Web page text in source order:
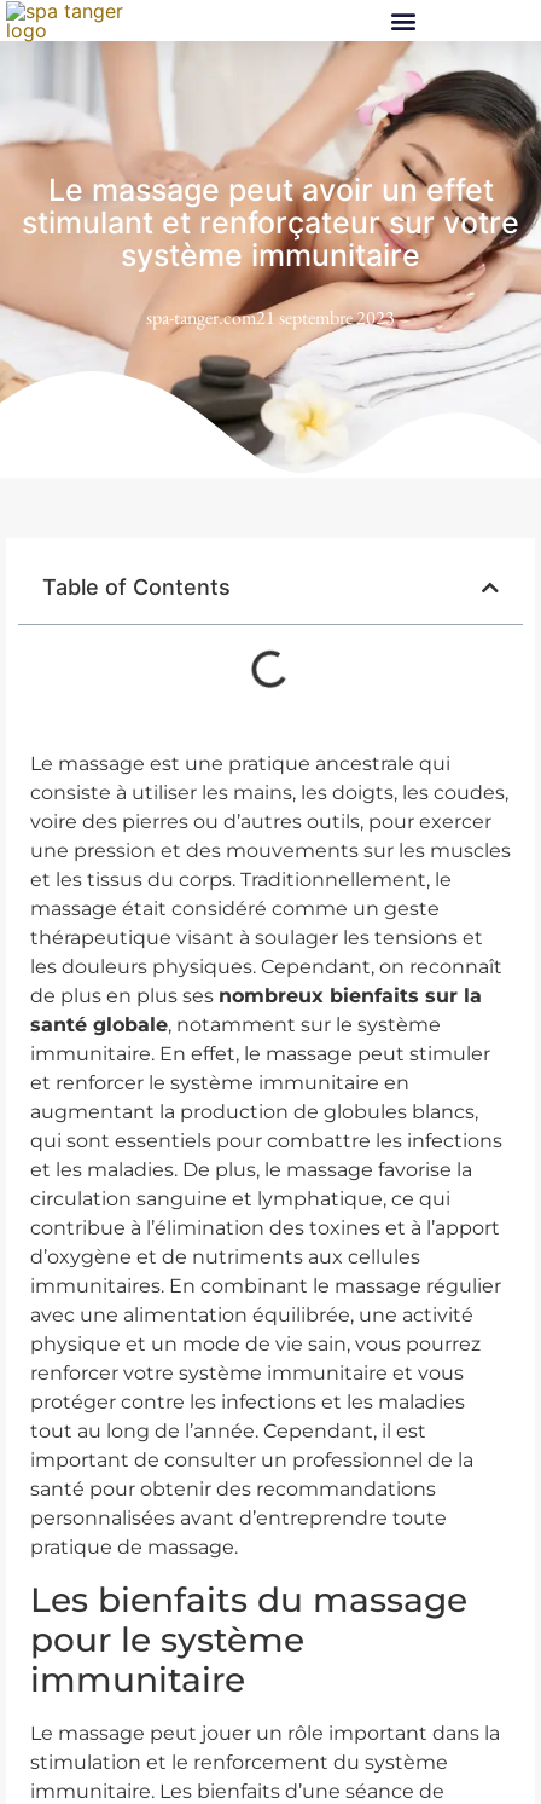
Le massage peut avoir un effet
stimulant et renforçateur sur votre
système immunitaire
spa-tanger.com21 septembre 2023
Table of Contents
Le massage est une pratique ancestrale qui
consiste à utiliser les mains, les doigts, les coudes,
voire des pierres ou d’autres outils, pour exercer
une pression et des mouvements sur les muscles
et les tissus du corps. Traditionnellement, le
massage était considéré comme un geste
thérapeutique visant à soulager les tensions et
les douleurs physiques. Cependant, on reconnaît
de plus en plus ses nombreux bienfaits sur la
santé globale, notamment sur le système
immunitaire. En effet, le massage peut stimuler
et renforcer le système immunitaire en
augmentant la production de globules blancs,
qui sont essentiels pour combattre les infections
et les maladies. De plus, le massage favorise la
circulation sanguine et lymphatique, ce qui
contribue à l’élimination des toxines et à l’apport
d’oxygène et de nutriments aux cellules
immunitaires. En combinant le massage régulier
avec une alimentation équilibrée, une activité
physique et un mode de vie sain, vous pourrez
renforcer votre système immunitaire et vous
protéger contre les infections et les maladies
tout au long de l’année. Cependant, il est
important de consulter un professionnel de la
santé pour obtenir des recommandations
personnalisées avant d’entreprendre toute
pratique de massage.
Les bienfaits du massage
pour le système
immunitaire
Le massage peut jouer un rôle important dans la
stimulation et le renforcement du système
immunitaire. Les bienfaits d’une séance de